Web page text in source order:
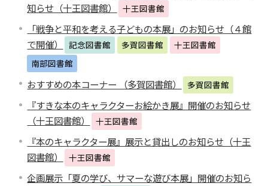
知らせ（十王図書館）
十王図書館
「戦争と平和を考える子どもの本展」のお知らせ（４館
で開催）
記念図書館 多賀図書館
十王図書館
南部図書館
おすすめの本コーナー （多賀図書館） 多賀図書館
『すきな本のキャラクターお絵かき展』開催のお知らせ
（十王図書館）
十王図書館
『本のキャラクター展』展示と貸出しのお知らせ（十王
図書館）
十王図書館
企画展示「夏の学び、サマーな遊び本展」開催のお知ら